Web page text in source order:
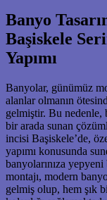
Banyo
Başiskele
Yapımı
Banyolar, günümüz
alanlar olmanın
gelmiştir. Bu nedenle,
bir arada sunan
incisi Başiskele’de,
yapımı konusunda
banyolarınıza
montajı, modern
gelmiş olup, hem şık